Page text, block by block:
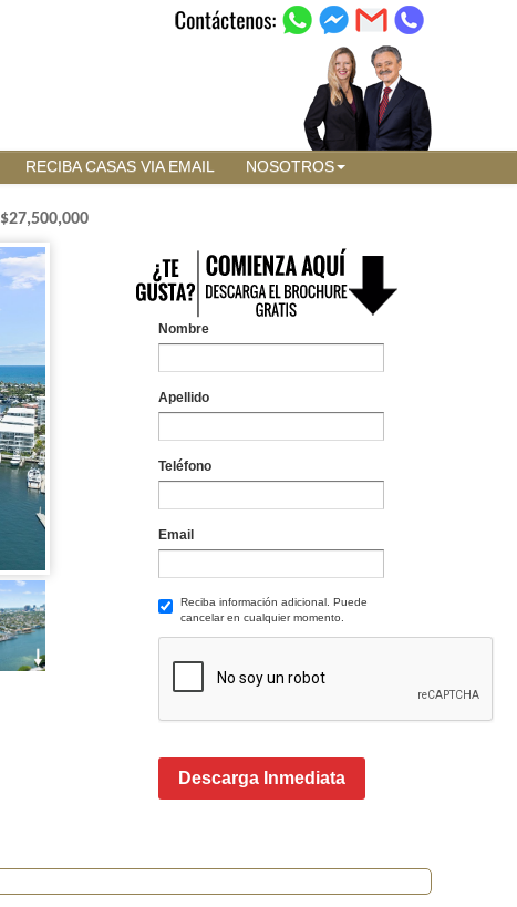
RECIBA CASAS VIA EMAIL NOSOTROS
$27,500,000
Nombre
Apellido
Teléfono
Email
Reciba información adicional. Puede
cancelar en cualquier momento.
Descarga Inmediata